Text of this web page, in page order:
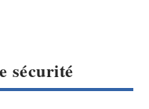
sécurité